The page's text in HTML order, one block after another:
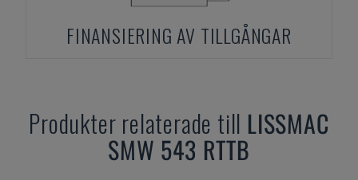
FINANSIERING AV TILLGÅNGAR
Produkter relaterade till LISSMAC
SMW 543 RTTB